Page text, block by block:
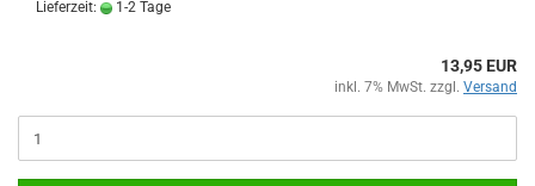
Lieferzeit:
1-2 Tage
13,95 EUR
inkl. 7% MwSt. zzgl. Versand